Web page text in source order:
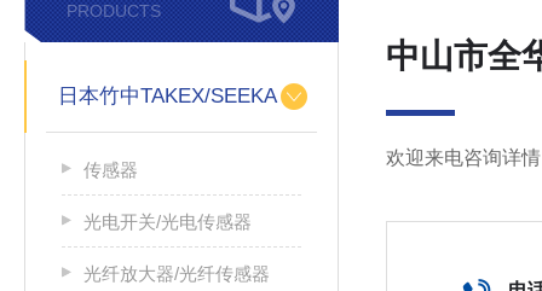
PRODUCTS
日本竹中TAKEX/SEEKA
传感器
光电开关/光电传感器
光纤放大器/光纤传感器
中山市全
欢迎来电咨询详